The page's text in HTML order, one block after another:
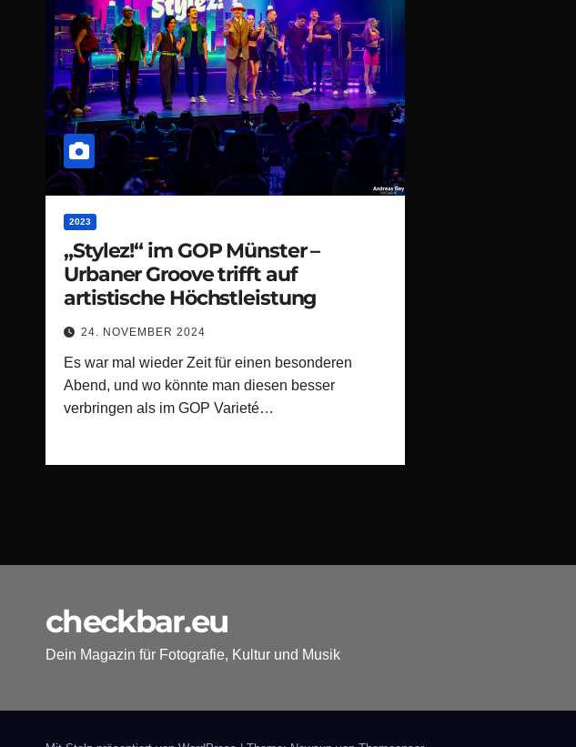
2023
„Stylez!“ im GOP Münster –
Urbaner Groove trifft auf
artistische Höchstleistung
24. NOVEMBER 2024
Es war mal wieder Zeit für einen besonderen
Abend, und wo könnte man diesen besser
verbringen als im GOP Varieté…
checkbar.eu
Dein Magazin für Fotografie, Kultur und Musik